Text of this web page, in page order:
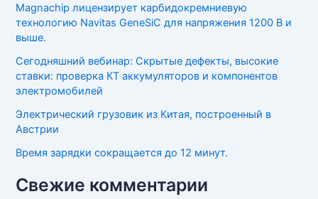
Magnachip лицензирует карбидокремниевую
технологию Navitas GeneSiC для напряжения 1200 В и
выше.
Сегодняшний вебинар: Скрытые дефекты, высокие
ставки: проверка КТ аккумуляторов и компонентов
электромобилей
Электрический грузовик из Китая, построенный в
Австрии
Время зарядки сокращается до 12 минут.
Свежие комментарии